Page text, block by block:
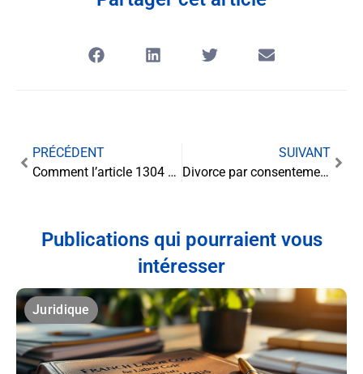
PRÉCÉDENT
Comment l’article 1304 3 du code civil influence les décisions
SUIVANT
Divorce par consentement mutuel sans avocat : quelles sont les obligations
Publications qui pourraient vous
intéresser
Juridique